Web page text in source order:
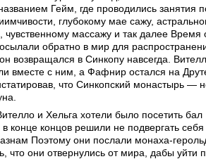
Гейм, где проводились занятия
глубокому мае сажу,
массажу и так далее Время
обратно в мир для
возвращался в Синкопу навсегда.
вместе с ним, а Фафнир остался на
что Синкопский монастырь —
и Хельга хотели было посетить бал
конце концов решили не подвергать
Поэтому они послали монаха-
что они отвернулись от мира, дабы уйти